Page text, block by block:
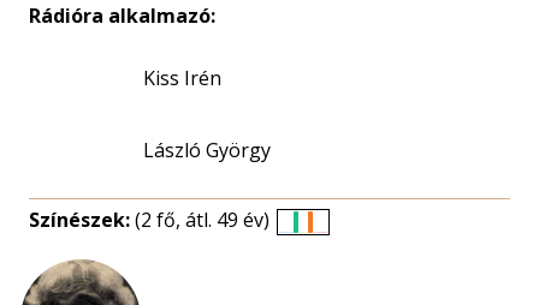
Rádióra alkalmazó:
Kiss Irén
László György
Színészek:(2 fő, átl. 49 év)